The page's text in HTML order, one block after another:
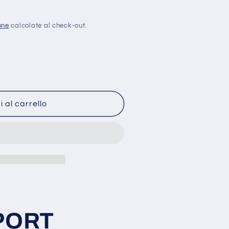
calcolate al check-out.
al carrello